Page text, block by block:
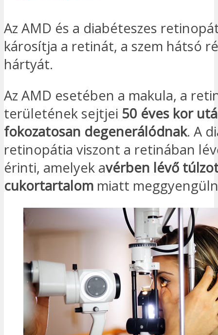
Az AMD és a diabéteszes
károsítja a retinát, a szem hátsó
hártyát.
Az AMD esetében a makula, a
területének sejtjei 50 éves kor
fokozatosan degenerálódnak. A
retinopátia viszont a retinában
érinti, amelyek avérben lévő
cukortartalom miatt